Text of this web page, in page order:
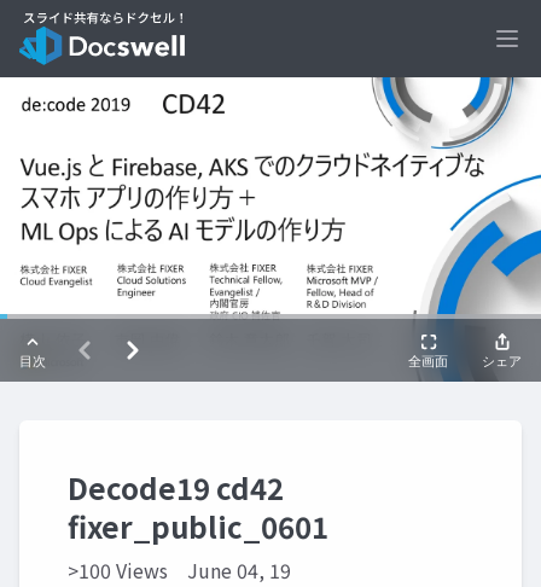
Decode19 cd42
fixer_public_0601
>100 Views June 04, 19